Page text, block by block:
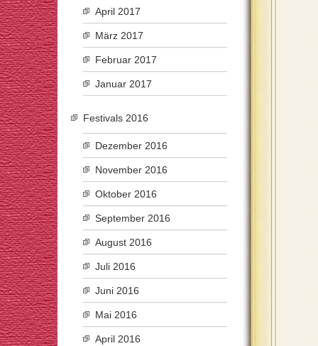
April 2017
März 2017
Februar 2017
Januar 2017
Festivals 2016
Dezember 2016
November 2016
Oktober 2016
September 2016
August 2016
Juli 2016
Juni 2016
Mai 2016
April 2016